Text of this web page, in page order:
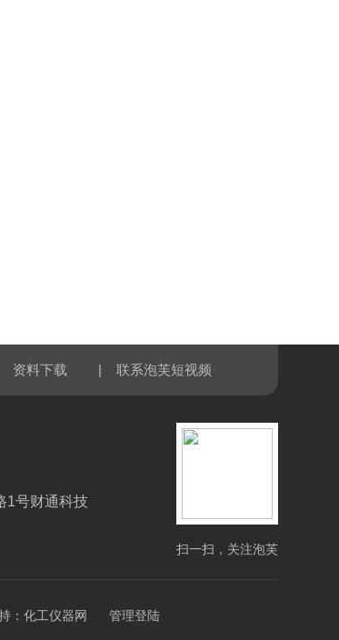
资料下载 | 联系泡芙短视频
1号财通科技
扫一扫，关注泡芙
： 化工仪器网 管理登陆